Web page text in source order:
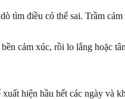
tìm điều có thể sai. Trầm
cảm xúc, rồi lo lắng hoặc
hiện hầu hết các ngày và